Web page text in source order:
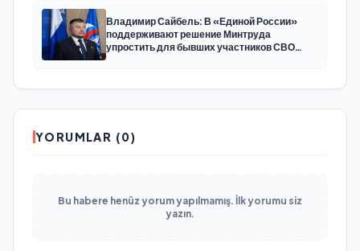
Владимир Сайбель: В «Единой России»
поддерживают решение Минтруда
упростить для бывших участников СВО
YORUMLAR (0)
Bu habere henüz yorum yapılmamış. İlk yorumu siz
yazın.